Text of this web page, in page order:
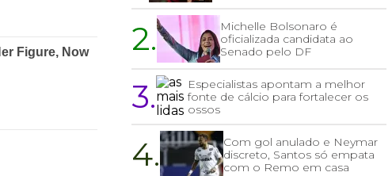
2.
Michelle Bolsonaro é
oficializada candidata ao
Senado pelo DF
3.
Especialistas apontam a melhor
fonte de cálcio para fortalecer os
ossos
4.
Com gol anulado e Neymar
discreto, Santos só empata
com o Remo em casa